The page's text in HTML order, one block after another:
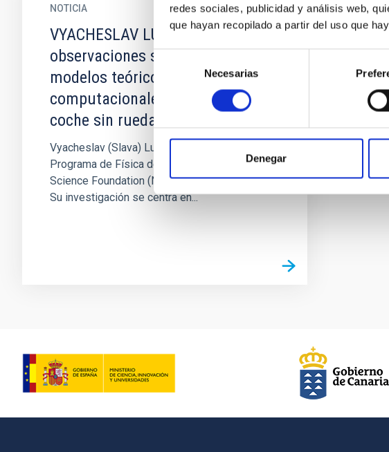
redes sociales, publicidad y análisis web,
que hayan recopilado a partir del uso que
Selección
de
consentimiento
Necesarias
Denegar
NOTICIA
VYACHESLAV LUKIN: “Las
observaciones solares sin
modelos teóricos y
computacionales son como un
coche sin ruedas"
Vyacheslav (Slava) Lukin es director del
Programa de Física del Plasma de la National
Science Foundation (NSF) en Estados Unidos.
Su investigación se centra en...